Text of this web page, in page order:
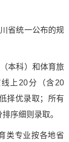
省统一公布的规
本科）和体育旅
上20分（含20
择优录取；所有
序细则录取。
类专业按各地省